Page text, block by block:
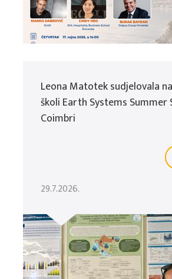
Leona Matotek sudjelovala
školi Earth Systems Summer
Coimbri
29.7.2026.